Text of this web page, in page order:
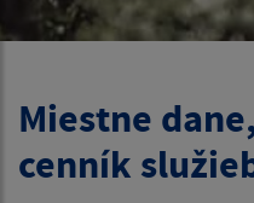
Miestne
cenník